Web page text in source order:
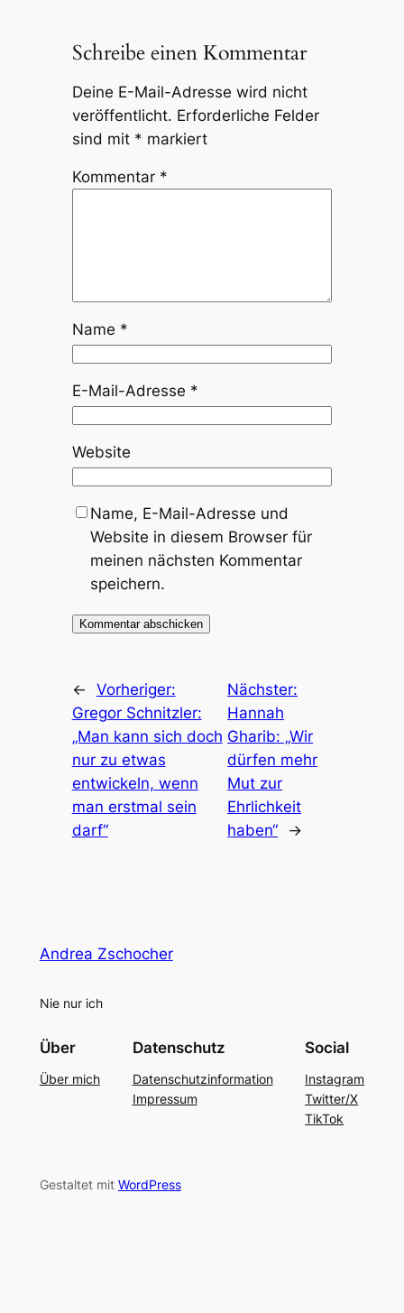
Schreibe einen Kommentar
Deine E-Mail-Adresse wird nicht
veröffentlicht. Erforderliche Felder
sind mit * markiert
Kommentar *
Name *
E-Mail-Adresse *
Website
Name, E-Mail-Adresse und
Website in diesem Browser für
meinen nächsten Kommentar
speichern.
← Vorheriger:
Gregor Schnitzler:
„Man kann sich doch
nur zu etwas
entwickeln, wenn
man erstmal sein
darf“
Nächster:
Hannah
Gharib: „Wir
dürfen mehr
Mut zur
Ehrlichkeit
haben“
→
Andrea Zschocher
Nie nur ich
Über
Über mich
Datenschutz
Datenschutzinformation
Impressum
Social
Instagram
Twitter/X
TikTok
Gestaltet mit WordPress